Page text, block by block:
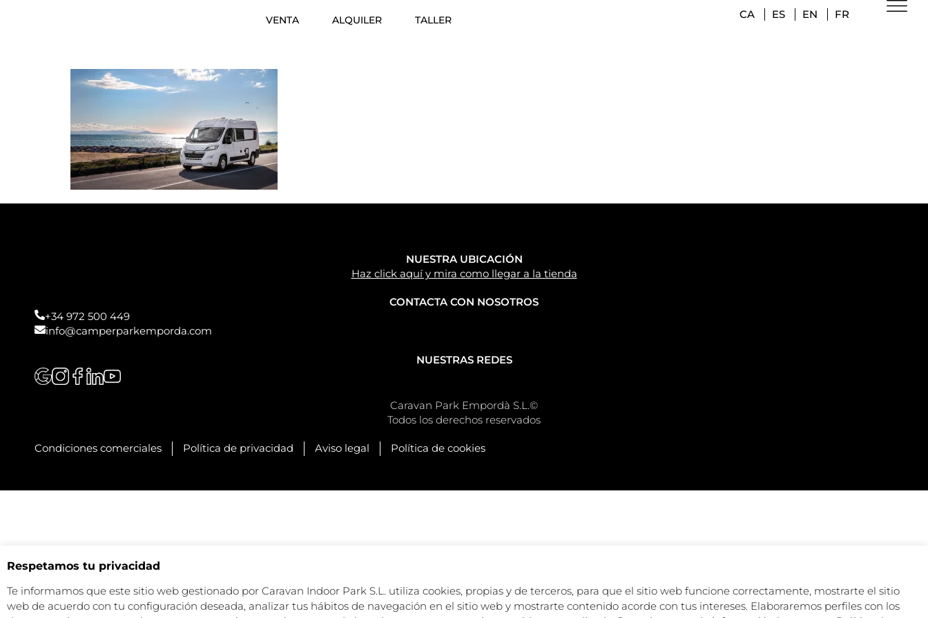
VENTA ALQUILER TALLER CA ES EN FR
NUESTRA UBICACIÓN
Haz click aquí y mira como llegar a la tienda
CONTACTA CON NOSOTROS
+34 972 500 449
info@camperparkemporda.com
NUESTRAS REDES
Caravan Park Empordà S.L.©
Todos los derechos reservados
Condiciones comerciales Política de privacidad Aviso legal Política de cookies
Respetamos tu privacidad
Te informamos que este sitio web gestionado por Caravan Indoor Park S.L. utiliza cookies, propias y de terceros, para que el sitio web funcione correctamente, mostrarte el sitio
web de acuerdo con tu configuración deseada, analizar tus hábitos de navegación en el sitio web y mostrarte contenido acorde con tus intereses. Elaboraremos perfiles con los